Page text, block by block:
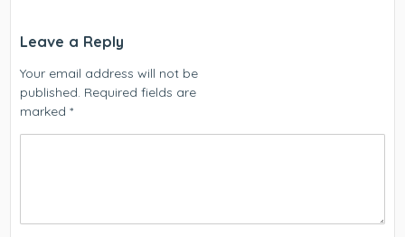
Leave a Reply
Your email address will not be
published. Required fields are
marked*